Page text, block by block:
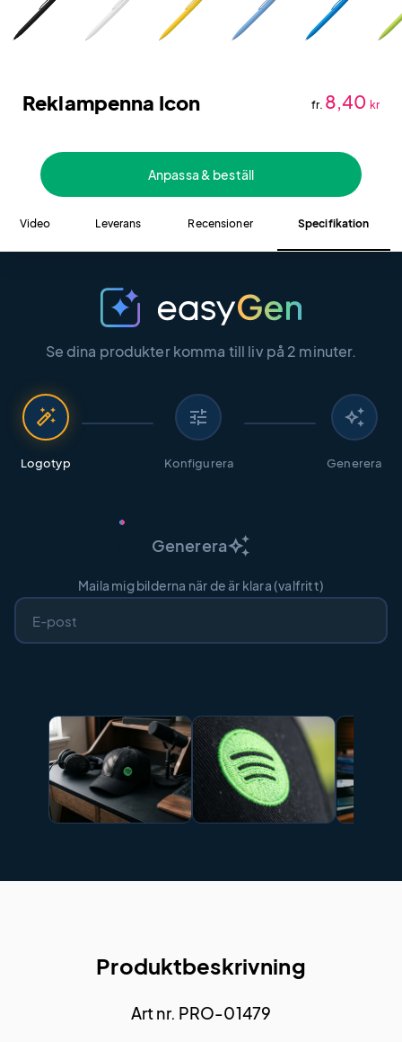
Reklampenna Icon fr. 8,40 kr
Anpassa & beställ
Video Leverans Recensioner Specifikation
Se dina produkter komma till liv på 2 minuter.
auto_fix_high
Logotyp
tune
Konfigurera
auto_awesome
Generera
Genereraauto_awesome
Maila mig bilderna när de är klara (valfritt)
Produktbeskrivning
Art nr. PRO-01479